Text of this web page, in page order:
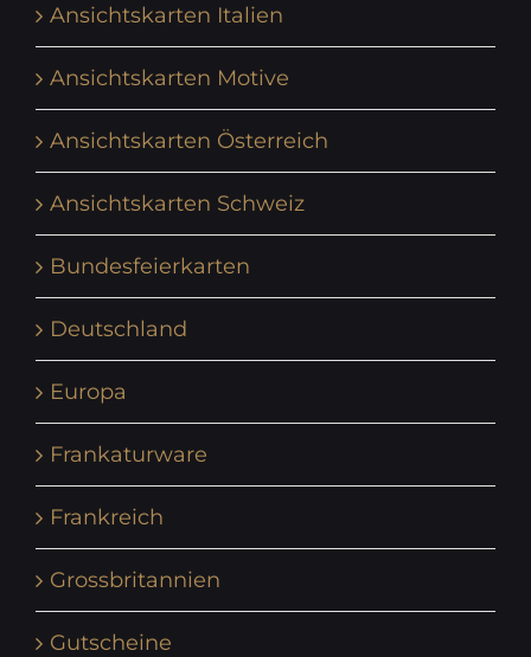
Ansichtskarten Italien
Ansichtskarten Motive
Ansichtskarten Österreich
Ansichtskarten Schweiz
Bundesfeierkarten
Deutschland
Europa
Frankaturware
Frankreich
Grossbritannien
Gutscheine